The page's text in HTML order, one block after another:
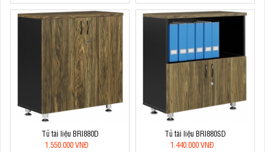
Tủ tài liệu BRI880D
1.550.000 VNĐ
Tủ tài liệu BRI880SD
1.440.000 VNĐ